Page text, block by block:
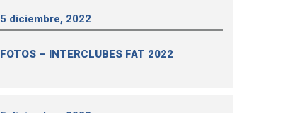
5 diciembre, 2022
FOTOS – INTERCLUBES FAT 2022